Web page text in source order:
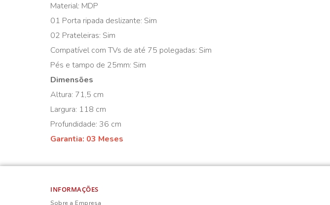
Material: MDP
01 Porta ripada deslizante: Sim
02 Prateleiras: Sim
Compatível com TVs de até 75 polegadas: Sim
Pés e tampo de 25mm: Sim
Dimensões
Altura: 71,5 cm
Largura: 118 cm
Profundidade: 36 cm
Garantia: 03 Meses
INFORMAÇÕES
Sobre a Empresa